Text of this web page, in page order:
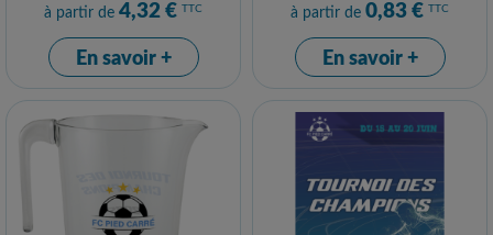
à partir de 4,32 € TTC
En savoir +
à partir de 0,83 € TTC
En savoir +